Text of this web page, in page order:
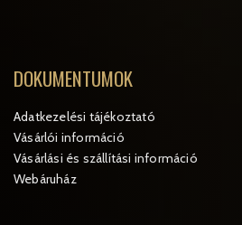
DOKUMENTUMOK
Adatkezelési tájékoztató
Vásárlói információ
Vásárlási és szállítási információ
Webáruház